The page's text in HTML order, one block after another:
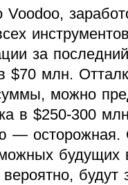
Voodoo,
инструментов
за
$70 млн.
можно
в $250-300
— осторожная.
будущих
будут